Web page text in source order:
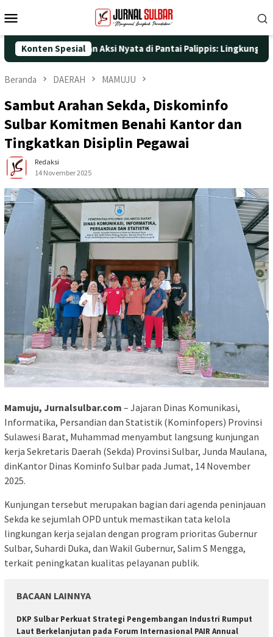
ke
Mobile
Konten Spesial
25 dengan Aksi Nyata di Pantai Palippis: Lingkungan dan
Beranda DAERAH MAMUJU
Sambut Arahan Sekda, Diskominfo
Sulbar Komitmen Benahi Kantor dan
Tingkatkan Disiplin Pegawai
Redaksi
14 November 2025
Mamuju, Jurnalsulbar.com – Jajaran Dinas Komunikasi,
Informatika, Persandian dan Statistik (Kominfopers) Provinsi
Sulawesi Barat, Muhammad menyambut langsung kunjungan
kerja Sekretaris Daerah (Sekda) Provinsi Sulbar, Junda Maulana,
dinKantor Dinas Kominfo Sulbar pada Jumat, 14 November
2025.
Kunjungan tersebut merupakan bagian dari agenda peninjauan
Sekda ke sejumlah OPD untuk memastikan tata kelola
lingkungan kerja sejalan dengan program prioritas Gubernur
Sulbar, Suhardi Duka, dan Wakil Gubernur, Salim S Mengga,
terkait peningkatan kualitas pelayanan publik.
BACAAN LAINNYA
DKP Sulbar Perkuat Strategi Pengembangan Industri Rumput
Laut Berkelanjutan pada Forum Internasional PAIR Annual